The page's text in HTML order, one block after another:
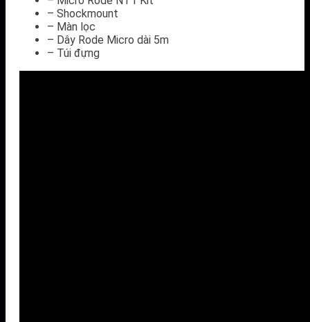
– Shockmount
– Màn lọc
– Dây Rode Micro dài 5m
– Túi đựng